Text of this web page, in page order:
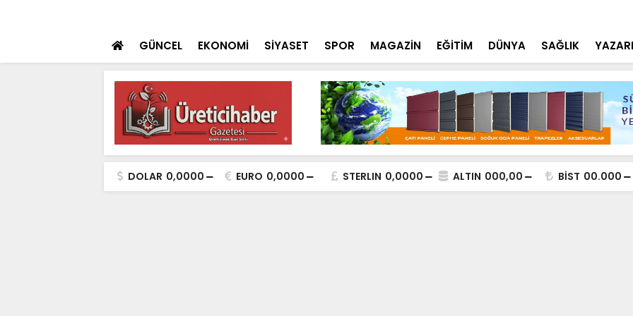
GÜNCEL EKONOMİ SİYASET SPOR MAGAZİN EĞİTİM DÜNYA SAĞLIK
DOLAR 0,0000 EURO 0,0000 STERLIN 0,0000 ALTIN 000,00 BİST 00.000